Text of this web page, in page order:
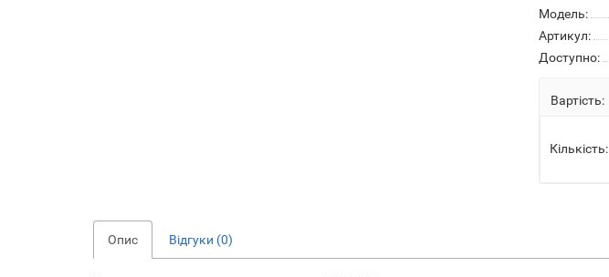
Модель:
Артикул:
Доступно:
Вартість:
Кількість:
Опис Відгуки (0)